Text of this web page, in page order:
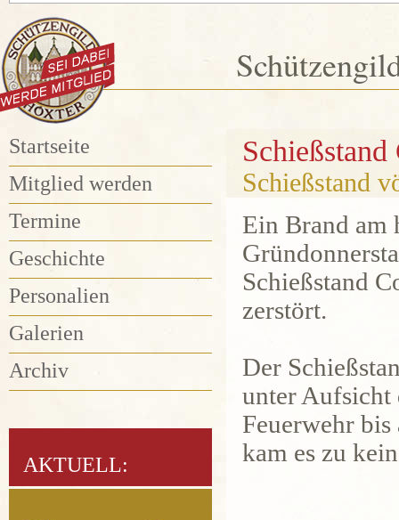
Startseite
Mitglied werden
Termine
Geschichte
Personalien
Galerien
Archiv
AKTUELL:
Schießstand
Ein Brand am
Schießstand
zerstört.
Der
unter Aufsicht
Feuerwehr
kam es zu